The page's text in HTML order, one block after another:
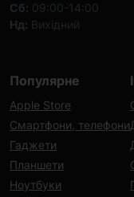
Сб: 09:00-14:00
Нд: Вихідний
Популярне
Apple Store
Смартфони, телефони
Гаджети
Планшети
Ноутбуки